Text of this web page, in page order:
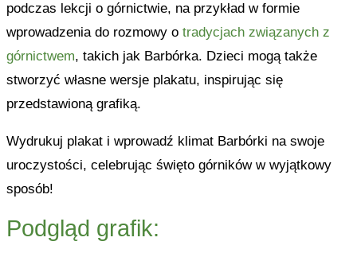
podczas lekcji o górnictwie, na przykład w formie
wprowadzenia do rozmowy o tradycjach związanych z
górnictwem, takich jak Barbórka. Dzieci mogą także
stworzyć własne wersje plakatu, inspirując się
przedstawioną grafiką.
Wydrukuj plakat i wprowadź klimat Barbórki na swoje
uroczystości, celebrując święto górników w wyjątkowy
sposób!
Podgląd grafik: